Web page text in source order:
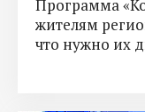
Программа
жителям
что нужно их